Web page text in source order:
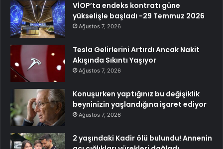
VİOP’ta endeks kontratı güne
yükselişle başladı -29 Temmuz 2026
Ağustos 7, 2026
Tesla Gelirlerini Artırdı Ancak Nakit
Akışında Sıkıntı Yaşıyor
Ağustos 7, 2026
Konuşurken yaptığınız bu değişiklik
beyninizin yaşlandığına işaret ediyor
Ağustos 7, 2026
2 yaşındaki Kadir ölü bulundu! Annenin